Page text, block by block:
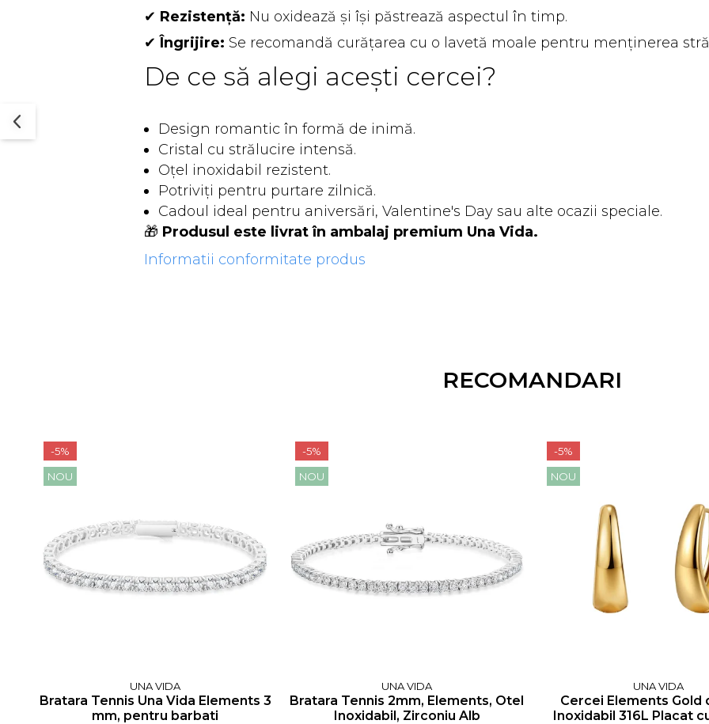
✔ Rezistență: Nu oxidează și își păstrează aspectul în timp.
✔Îngrijire: Se recomandă curățarea cu o lavetă moale pentru menținerea
De ce să alegi acești cercei?
Design romantic în formă de inimă.
Cristal cu strălucire intensă.
Oțel inoxidabil rezistent.
Potriviți pentru purtare zilnică.
Cadoul ideal pentru aniversări, Valentine's Day sau alte ocazii speciale.
🎁 Produsul este livrat în ambalaj premium Una Vida.
Informatii conformitate produs
RECOMANDARI
-5%
NOU
UNA VIDA
Bratara Tennis Una Vida Elements 3
mm, pentru barbati
-5%
NOU
UNA VIDA
Bratara Tennis 2mm, Elements, Otel
Inoxidabil, Zirconiu Alb
-5%
NOU
UNA VIDA
Cercei Elements Gold
Inoxidabil 316L Placat